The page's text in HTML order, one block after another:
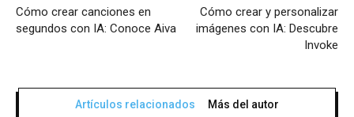
Cómo crear canciones en
segundos con IA: Conoce Aiva
Cómo crear y personalizar
imágenes con IA: Descubre
Invoke
Artículos relacionados Más del autor